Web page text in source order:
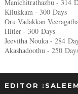
Manichitrathazhu - 314
Kilukkam - 300 Days
Oru Vadakkan
Hitler - 300 Days
Jeevitha Nouka - 284
Akashadoothu - 250
EDITOR